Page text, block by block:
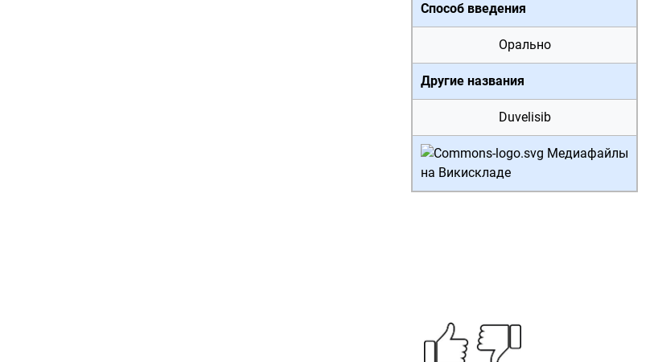
Способ введения
Орально
Другие названия
Duvelisib
Медиафайлы
на Викискладе